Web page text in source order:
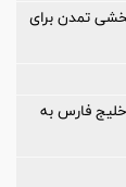
تمدن برای
خلیج فارس به